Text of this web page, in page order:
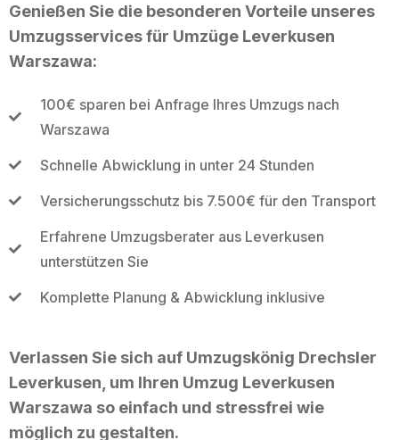
Genießen Sie die besonderen Vorteile unseres
Umzugsservices für Umzüge Leverkusen
Warszawa:
100€ sparen bei Anfrage Ihres Umzugs nach
Warszawa
Schnelle Abwicklung in unter 24 Stunden
Versicherungsschutz bis 7.500€ für den Transport
Erfahrene Umzugsberater aus Leverkusen
unterstützen Sie
Komplette Planung & Abwicklung inklusive
Verlassen Sie sich auf Umzugskönig Drechsler
Leverkusen, um Ihren Umzug Leverkusen
Warszawa so einfach und stressfrei wie
möglich zu gestalten.